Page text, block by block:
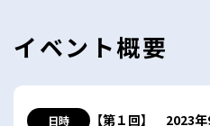
イベント概要
日時
【第１回】 2023